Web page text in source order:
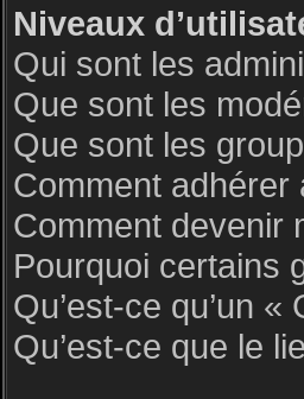
Niveaux
Qui sont les
Que sont les
Que sont les
Comment adhérer
Comment devenir
Pourquoi certains
Qu’est-ce qu’un
Qu’est-ce que le